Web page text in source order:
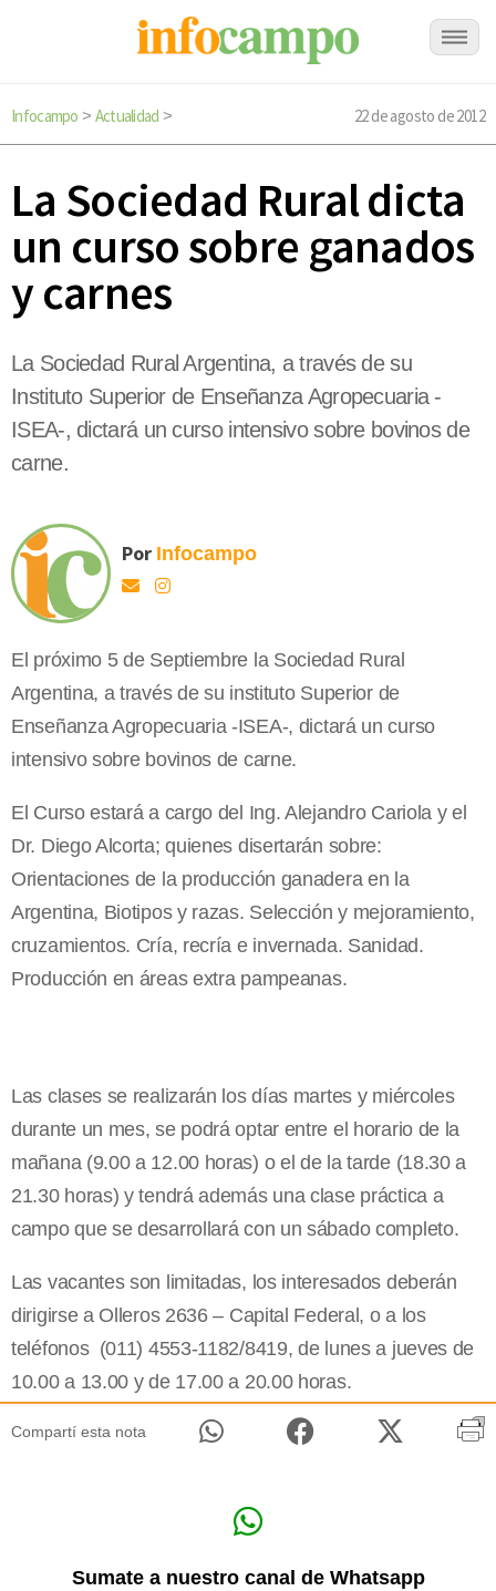
Infocampo > Actualidad > 22 de agosto de 2012
La Sociedad Rural dicta
un curso sobre ganados
y carnes
La Sociedad Rural Argentina, a través de su
Instituto Superior de Enseñanza Agropecuaria -
ISEA-, dictará un curso intensivo sobre bovinos de
carne.
Por Infocampo
El próximo 5 de Septiembre la Sociedad Rural
Argentina, a través de su instituto Superior de
Enseñanza Agropecuaria -ISEA-, dictará un curso
intensivo sobre bovinos de carne.
El Curso estará a cargo del Ing. Alejandro Cariola y el
Dr. Diego Alcorta; quienes disertarán sobre:
Orientaciones de la producción ganadera en la
Argentina, Biotipos y razas. Selección y mejoramiento,
cruzamientos. Cría, recría e invernada. Sanidad.
Producción en áreas extra pampeanas.
Las clases se realizarán los días martes y miércoles
durante un mes, se podrá optar entre el horario de la
mañana (9.00 a 12.00 horas) o el de la tarde (18.30 a
21.30 horas) y tendrá además una clase práctica a
campo que se desarrollará con un sábado completo.
Las vacantes son limitadas, los interesados deberán
dirigirse a Olleros 2636 – Capital Federal, o a los
teléfonos (011) 4553-1182/8419, de lunes a jueves de
10.00 a 13.00 y de 17.00 a 20.00 horas.
Compartí esta nota
Sumate a nuestro canal de Whatsapp